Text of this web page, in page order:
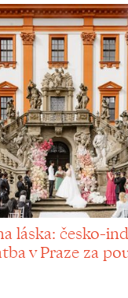
láska: česko-
v Praze za